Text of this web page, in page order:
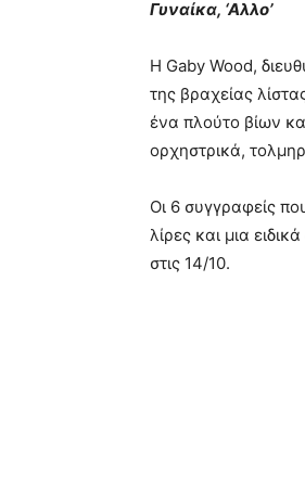
Γυναίκα, ‘Αλλο’
Η Gaby Wood,
της βραχείας
ένα πλούτο βίων
ορχηστρικά,
Οι 6 συγγραφείς
λίρες και μια
στις 14/10.